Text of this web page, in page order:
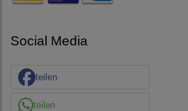
Social Media
teilen
teilen